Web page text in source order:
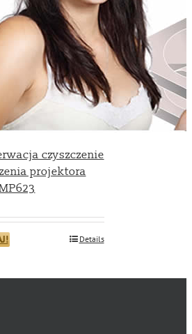
czyszczenie
projektora
Details